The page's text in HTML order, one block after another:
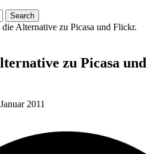
Search
die Alternative zu Picasa und Flickr.
zu Picasa und
2011